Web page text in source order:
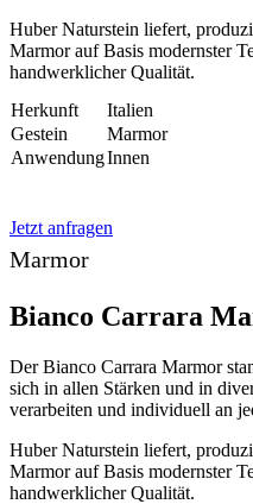
Huber Naturstein liefert,
Marmor auf Basis modernster
handwerklicher Qualität.
Herkunft
Italien
Gestein
Marmor
AnwendungInnen
Jetzt anfragen
Marmor
Bianco Carrara
Der Bianco Carrara Marmor
sich in allen Stärken und in
verarbeiten und individuell an
Huber Naturstein liefert,
Marmor auf Basis modernster
handwerklicher Qualität.